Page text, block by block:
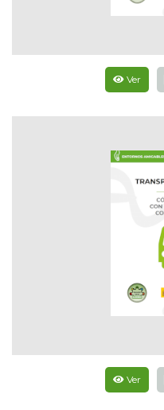
Ver
Ver